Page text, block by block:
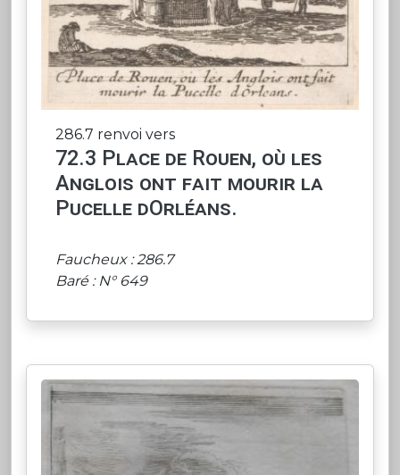
286.7 renvoi vers
72.3 Place de Rouen, où les
Anglois ont fait mourir la
Pucelle dOrléans.
Faucheux : 286.7
Baré : N° 649